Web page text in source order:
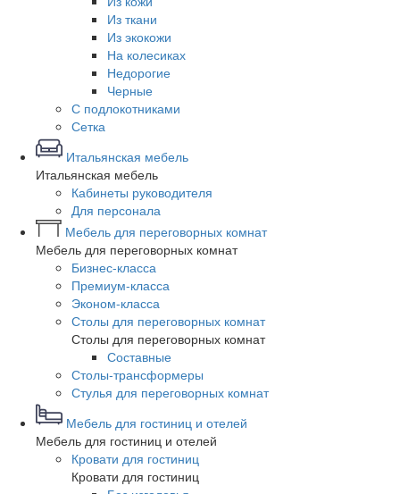
Из ткани
Из экокожи
На колесиках
Недорогие
Черные
С подлокотниками
Сетка
Итальянская мебель
Итальянская мебель
Кабинеты руководителя
Для персонала
Мебель для переговорных комнат
Мебель для переговорных комнат
Бизнес-класса
Премиум-класса
Эконом-класса
Столы для переговорных комнат
Столы для переговорных комнат
Составные
Столы-трансформеры
Стулья для переговорных комнат
Мебель для гостиниц и отелей
Мебель для гостиниц и отелей
Кровати для гостиниц
Кровати для гостиниц